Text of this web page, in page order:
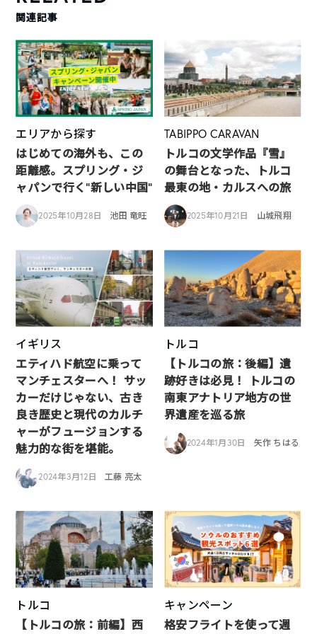
関連記事
エリアから探す
はじめての海外も、この
距離感。スプリング・ジ
ャパンで行く“新しい中国”
2025年10月28日 池田 竜旺
TABIPPO CARAVAN
トルコの文学作品『雪』
の舞台となった、トルコ
最東の地・カルスへの旅
2025年10月21日 山城飛翔
イギリス
エティハド航空に乗って
マンチェスターへ！ サッ
カーだけじゃない、古き
良き歴史と現代のカルチ
ャーがフュージョンする
魅力的な街を堪能。
2024年3月12日 工藤 亮太
トルコ
【トルコの旅：後編】遺
跡好きは必見！ トルコの
南東アナトリア地方の世
界遺産を巡る旅
2024年1月30日 矢作 ちはる
トルコ
【トルコの旅：前編】西
キャンペーン
格安フライトを使って週